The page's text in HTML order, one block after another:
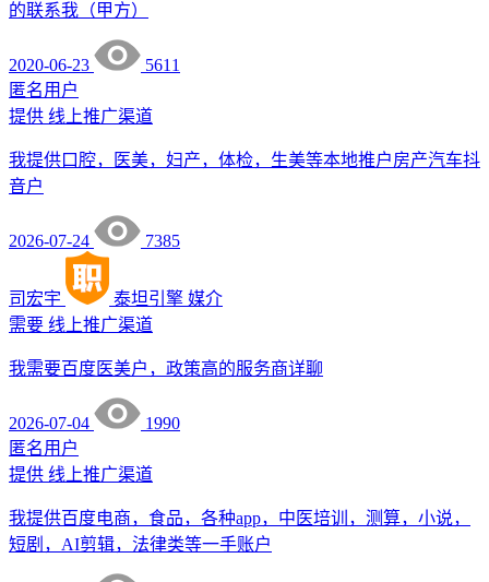
的联系我（甲方）
2020-06-23
5611
匿名用户
提供 线上推广渠道
我提供口腔，医美，妇产，体检，生美等本地推户房产汽车抖
音户
2026-07-24 7385
司宏宇 泰坦引擎 媒介
需要 线上推广渠道
我需要百度医美户，政策高的服务商详聊
2026-07-04
1990
匿名用户
提供 线上推广渠道
我提供百度电商，食品，各种app，中医培训，测算，小说，
短剧，AI剪辑，法律类等一手账户